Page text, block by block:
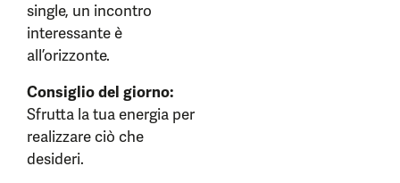
single, un incontro
interessante è
all’orizzonte.
Consiglio del giorno:
Sfrutta la tua energia per
realizzare ciò che
desideri.